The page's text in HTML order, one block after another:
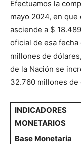
Efectuamos la
mayo 2024, en
asciende a $
oficial de esa
millones de
de la Nación se
32.760 millones de
INDICADORES
MONETARIOS
Base Monetaria